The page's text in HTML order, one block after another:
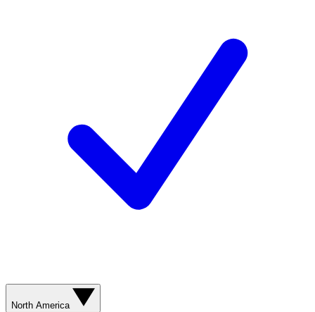
North America